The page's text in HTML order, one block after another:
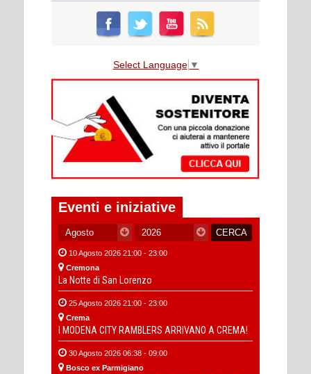
Select Language ▼
Eventi e iniziative
10 Agosto 2026 21:00 - 23:00
Cremona
La Notte di San Lorenzo
25 Agosto 2026 21:00 - 23:00
Crema
I MODENA CITY RAMBLERS ARRIVANO A CREMA!
30 Agosto 2026 06:38 - 09:00
Bosco ex Parmigiano